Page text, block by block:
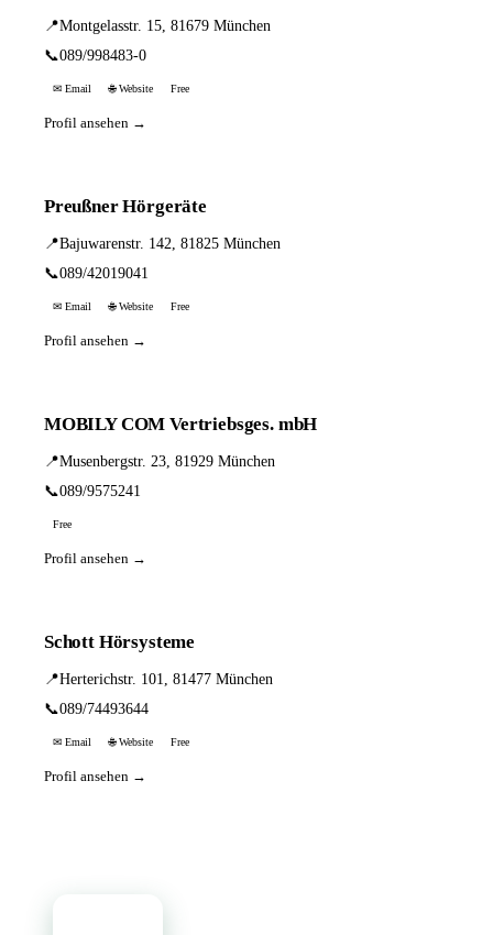
📍Montgelasstr. 15, 81679 München
📞089/998483-0
✉ Email 🌐 Website Free
Profil ansehen →
Preußner Hörgeräte
📍Bajuwarenstr. 142, 81825 München
📞089/42019041
✉ Email 🌐 Website Free
Profil ansehen →
MOBILY COM Vertriebsges. mbH
📍Musenbergstr. 23, 81929 München
📞089/9575241
Free
Profil ansehen →
Schott Hörsysteme
📍Herterichstr. 101, 81477 München
📞089/74493644
✉ Email 🌐 Website Free
Profil ansehen →